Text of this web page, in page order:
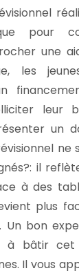
pour
une
les
leur
un
ne
il
à des
plus
Un bon
à bâtir cet
Il vous